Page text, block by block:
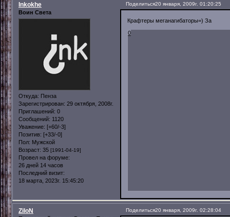
Поделиться20 января, 2009г. 01:20:25
Inkokhe
Воин Света
Откуда: Пенза
Зарегистрирован: 29 октября, 2008г.
Приглашений: 0
Сообщений: 1120
Уважение: [+60/-3]
Позитив: [+33/-0]
Пол: Мужской
Возраст: 35 [1991-04-19]
Провел на форуме:
26 дней 14 часов
Последний визит:
18 марта, 2023г. 15:45:20
Крафтеры меганагибаторы=) За
0
Поделиться20 января, 2009г. 02:28:04
ZiloN